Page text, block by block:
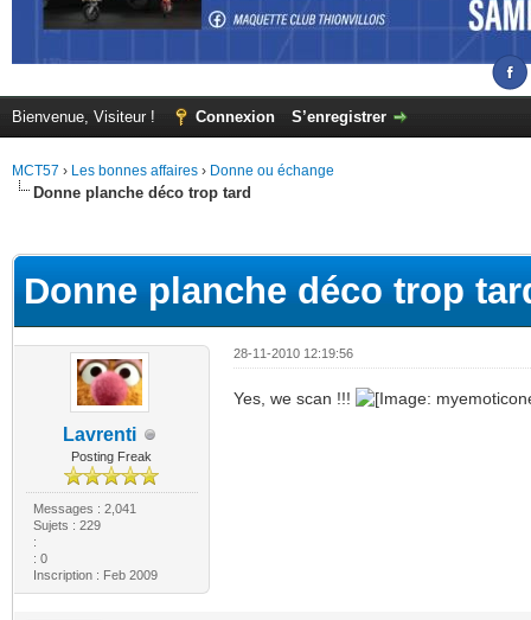
Bienvenue, Visiteur ! Connexion S’enregistrer
MCT57 › Les bonnes affaires › Donne ou échange
Donne planche déco trop tard
Donne planche déco trop
Lavrenti
Posting Freak
Messages : 2,041
Sujets : 229
:
: 0
Inscription : Feb 2009
28-11-2010 12:19:56
Yes, we scan !!!